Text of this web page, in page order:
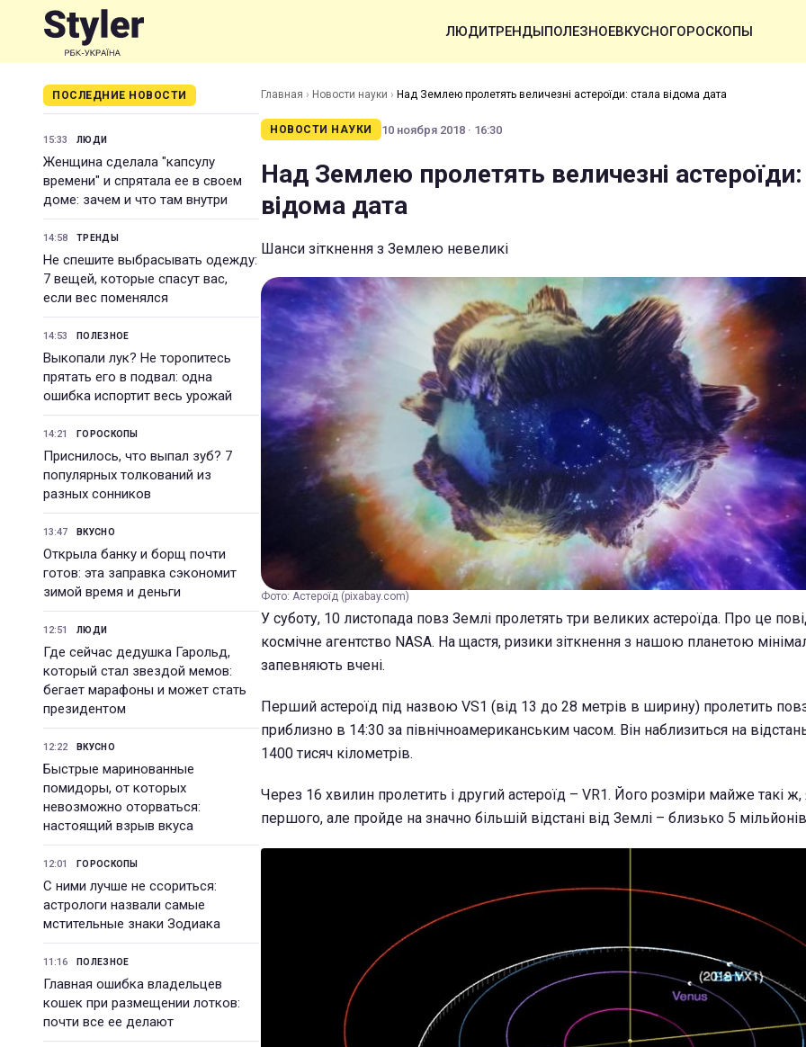
ЛЮДИТРЕНДЫПОЛЕЗНОЕВКУСНОГОРОСКОПЫ
ПОСЛЕДНИЕ НОВОСТИ
15:33 ЛЮДИ
Женщина сделала "капсулу
времени" и спрятала ее в своем
доме: зачем и что там внутри
14:58 ТРЕНДЫ
Не спешите выбрасывать одежду:
7 вещей, которые спасут вас,
если вес поменялся
14:53 ПОЛЕЗНОЕ
Выкопали лук? Не торопитесь
прятать его в подвал: одна
ошибка испортит весь урожай
14:21 ГОРОСКОПЫ
Приснилось, что выпал зуб? 7
популярных толкований из
разных сонников
13:47 ВКУСНО
Открыла банку и борщ почти
готов: эта заправка сэкономит
зимой время и деньги
12:51 ЛЮДИ
Где сейчас дедушка Гарольд,
который стал звездой мемов:
бегает марафоны и может стать
президентом
12:22 ВКУСНО
Быстрые маринованные
помидоры, от которых
невозможно оторваться:
настоящий взрыв вкуса
12:01 ГОРОСКОПЫ
С ними лучше не ссориться:
астрологи назвали самые
мстительные знаки Зодиака
11:16 ПОЛЕЗНОЕ
Главная ошибка владельцев
кошек при размещении лотков:
почти все ее делают
Главная › Новости науки › Над Землею пролетять величезні астероїди: стала відома дата
НОВОСТИ НАУКИ 10 ноября 2018 · 16:30
Над Землею пролетять величезні
відома дата
Шанси зіткнення з Землею невеликі
Фото: Астероїд (pixabay.com)
У суботу, 10 листопада повз Землі пролетять три великих астероїда. Про це
космічне агентство NASA. На щастя, ризики зіткнення з нашою планетою
запевняють вчені.
Перший астероїд під назвою VS1 (від 13 до 28 метрів в ширину) пролетить
приблизно в 14:30 за північноамериканським часом. Він наблизиться на
1400 тисяч кілометрів.
Через 16 хвилин пролетить і другий астероїд – VR1. Його розміри майже такі ж,
першого, але пройде на значно більшій відстані від Землі – близько 5